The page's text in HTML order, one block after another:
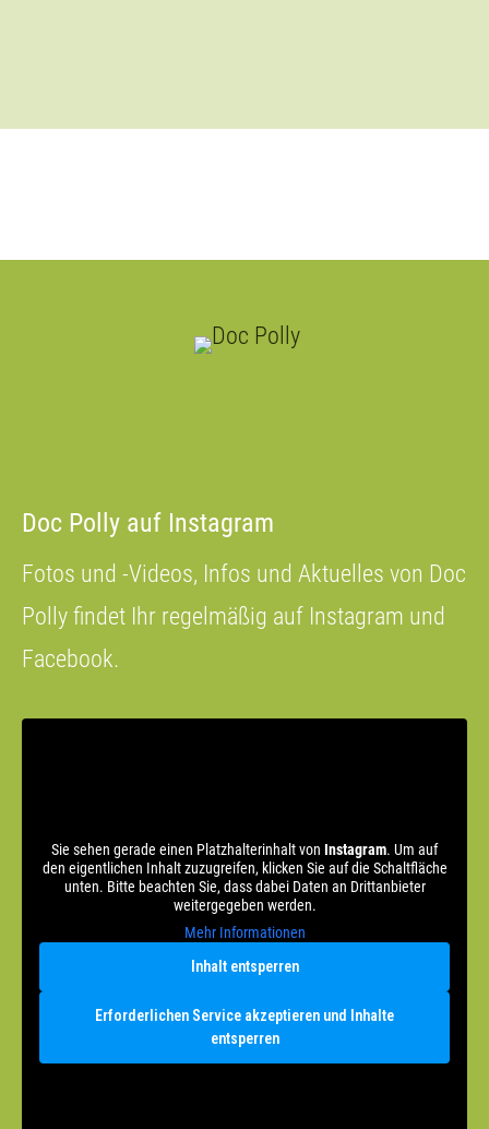
Doc Polly auf Instagram
Fotos und -Videos, Infos und Aktuelles von Doc
Polly findet Ihr regelmäßig auf Instagram und
Facebook.
Sie sehen gerade einen Platzhalterinhalt von Instagram. Um auf
den eigentlichen Inhalt zuzugreifen, klicken Sie auf die Schaltfläche
unten. Bitte beachten Sie, dass dabei Daten an Drittanbieter
weitergegeben werden.
Mehr Informationen
Inhalt entsperren
Erforderlichen Service akzeptieren und Inhalte
entsperren